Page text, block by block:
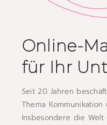
Online-
für Ihr
Seit 20 Jahren
Thema
Insbesondere die